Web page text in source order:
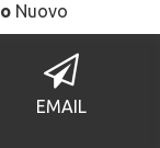
Nuovo
Nuovo Salario
Nuovo Salario
Salario
Salario
EMAIL